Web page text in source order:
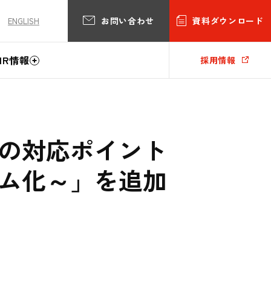
ENGLISH お問い合わせ 資料ダウンロード
IR情報 採用情報
対応ポイント
化～」を追加